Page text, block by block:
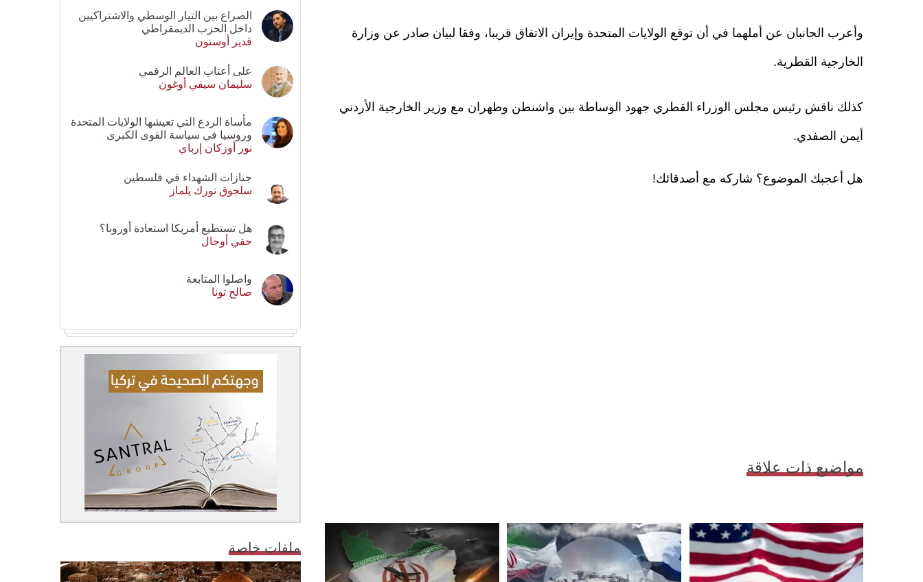
وأعرب الجانبان عن أملهما في أن توقع الولايات المتحدة وإيران الاتفاق قريبا، وفقا لبيان صادر عن وزارة
الخارجية القطرية.
كذلك ناقش رئيس مجلس الوزراء القطري جهود الوساطة بين واشنطن وطهران مع وزير الخارجية الأردني
أيمن الصفدي.
هل أعجبك الموضوع؟ شاركه مع أصدقائك!
مواضيع ذات علاقة
الصراع بين التيار الوسطي والاشتراكيين
داخل الحزب الديمقراطي
قدير أوستون
على أعتاب العالم الرقمي
سليمان سيفي أوغون
مأساة الردع التي تعيشها الولايات المتحدة
وروسيا في سياسة القوى الكبرى
نور أوزكان إرباي
جنازات الشهداء في فلسطين
سلجوق تورك يلماز
هل تستطيع أمريكا استعادة أوروبا؟
حقي أوجال
واصلوا المتابعة
صالح تونا
ملفات خاصة